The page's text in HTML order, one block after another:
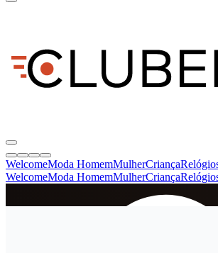
WelcomeModa HomemMulherCriança
WelcomeModa HomemMulherCriança